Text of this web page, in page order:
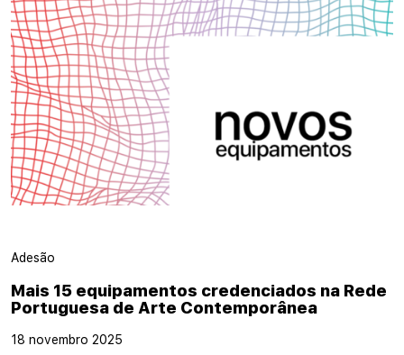
Adesão
Mais 15 equipamentos credenciados na Rede
Portuguesa de Arte Contemporânea
18 novembro 2025